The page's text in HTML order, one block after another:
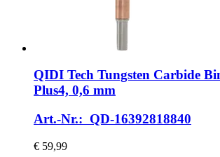
QIDI Tech Tungsten Carbide
Plus4, 0,6 mm
Art.-Nr.: QD-16392818840
€ 59,99